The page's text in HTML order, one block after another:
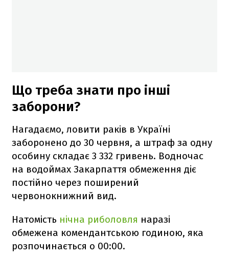
Що треба знати про інші
заборони?
Нагадаємо, ловити раків в Україні
заборонено до 30 червня, а штраф за одну
особину складає 3 332 гривень. Водночас
на водоймах Закарпаття обмеження діє
постійно через поширений
червонокнижний вид.
Натомість нічна риболовля наразі
обмежена комендантською годиною, яка
розпочинається о 00:00.